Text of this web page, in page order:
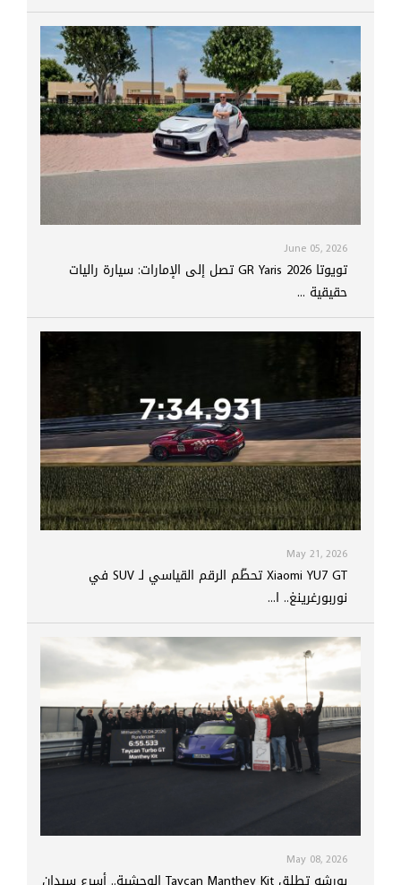
June 05, 2026
تويوتا GR Yaris 2026 تصل إلى الإمارات: سيارة راليات
حقيقية ...
May 21, 2026
Xiaomi YU7 GT تحطّم الرقم القياسي لـ SUV في
نوربورغرينغ.. ا...
May 08, 2026